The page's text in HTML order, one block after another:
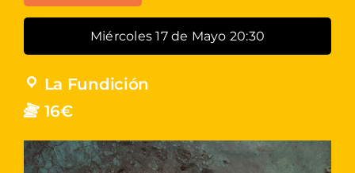
Miércoles 17 de Mayo 20:30
La Fundición
16€